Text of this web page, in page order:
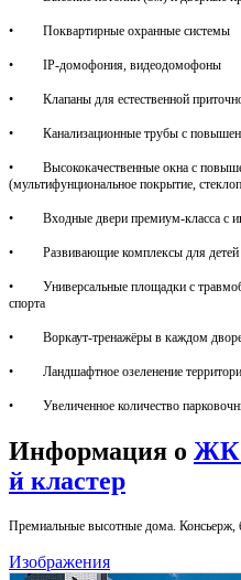
• Поквартирные охранные системы
• IP-домофония, видеодомофоны
• Клапаны для естественной
• Канализационные трубы с
• Высококачественные окна с
(мультифунциональное покрытие,
• Входные двери премиум-класса с
• Развивающие комплексы для детей
• Универсальные площадки с
спорта
• Воркаут-тренажёры в каждом
• Ландшафтное озеленение
• Увеличенное количество
Информация о ЖК
й кластер
Премиальные высотные дома. Консьерж,
Изображения